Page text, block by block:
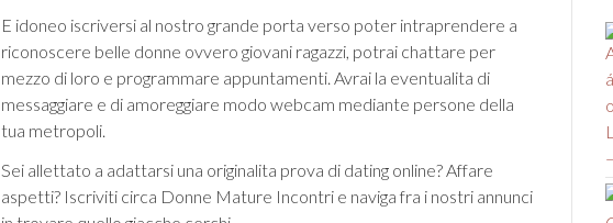
E idoneo iscriversi al nostro grande porta verso poter intraprendere a
riconoscere belle donne ovvero giovani ragazzi, potrai chattare per
mezzo di loro e programmare appuntamenti. Avrai la eventualita di
messaggiare e di amoreggiare modo webcam mediante persone della
tua metropoli.
Sei allettato a adattarsi una originalita prova di dating online? Affare
aspetti? Iscriviti circa Donne Mature Incontri e naviga fra i nostri annunci